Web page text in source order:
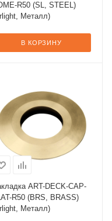
R50 (SL, STEEL)
Металл)
В КОРЗИНУ
ART-DECK-CAP-
R50 (BRS, BRASS)
Металл)